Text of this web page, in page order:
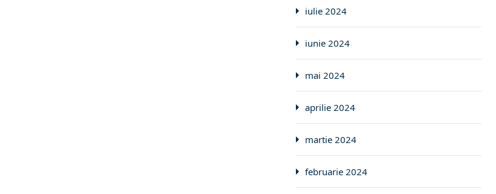
iulie 2024
iunie 2024
mai 2024
aprilie 2024
martie 2024
februarie 2024